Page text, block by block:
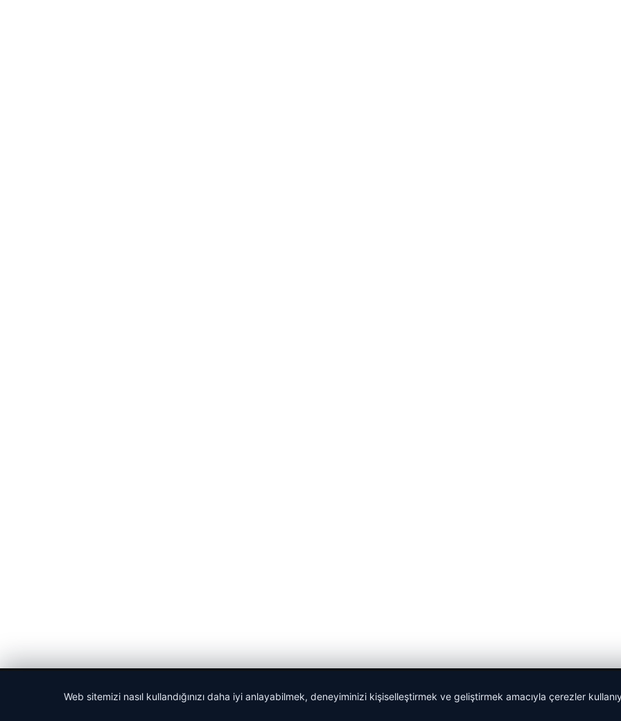
Web sitemizi nasıl kullandığınızı daha iyi anlayabilmek, deneyiminizi kişiselleştirmek ve geliştirmek amacıyla çerezler